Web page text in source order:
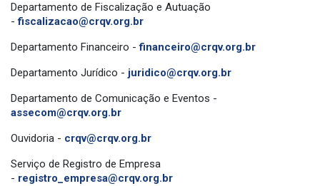
Departamento de Fiscalização e Autuação
-fiscalizacao@crqv.org.br
Departamento Financeiro -financeiro@crqv.org.br
Departamento Jurídico - juridico@crqv.org.br
Departamento de Comunicação e Eventos -
assecom@crqv.org.br
Ouvidoria - crqv@crqv.org.br
Serviço de Registro de Empresa
- registro_empresa@crqv.org.br